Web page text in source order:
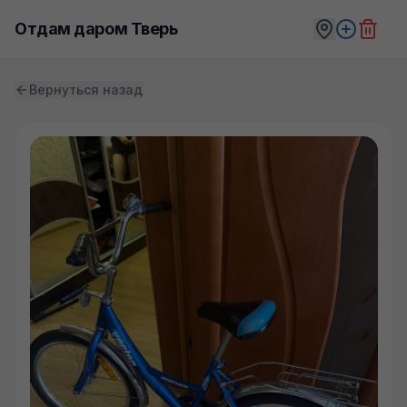
Отдам даром Тверь
Вернуться назад